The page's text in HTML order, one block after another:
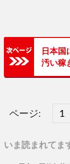
日本国
汚い稼
ページ:
固
ペ
1
いま読まれてま